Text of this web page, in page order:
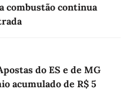
combustão continua
do ES e de MG
acumulado de R$ 5